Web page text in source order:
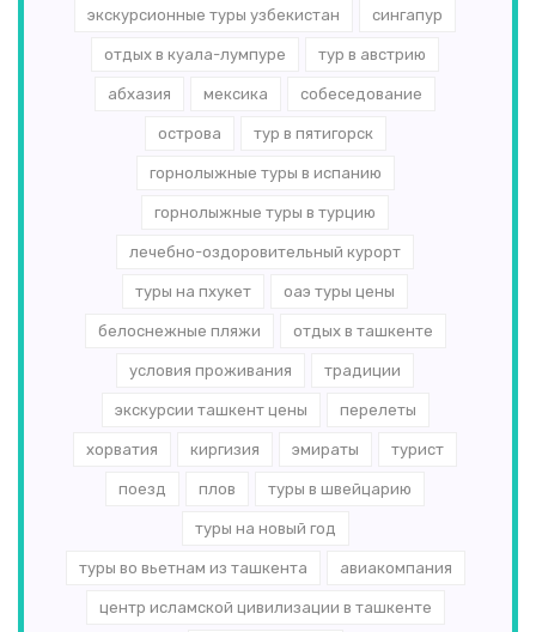
экскурсионные туры узбекистан сингапур
отдых в куала-лумпуре тур в австрию
абхазия мексика собеседование
острова тур в пятигорск
горнолыжные туры в испанию
горнолыжные туры в турцию
лечебно-оздоровительный курорт
туры на пхукет оаэ туры цены
белоснежные пляжи отдых в ташкенте
условия проживания традиции
экскурсии ташкент цены перелеты
хорватия киргизия эмираты турист
поезд плов туры в швейцарию
туры на новый год
туры во вьетнам из ташкента авиакомпания
центр исламской цивилизации в ташкенте